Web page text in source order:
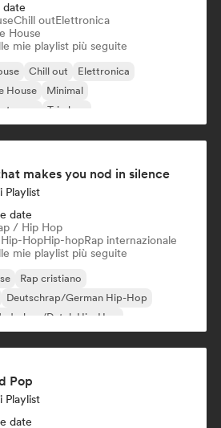
Chill outElettronica
House
mie playlist più seguite
Chill out
Elettronica
House
Minimal
Trip hop
makes you nod in silence
Playlist
date
/ Hip Hop
HopHip-hopRap internazionale
mie playlist più seguite
Rap cristiano
Deutschrap/German Hip-Hop
Dutch Hip-Hop
Pop
Playlist
date